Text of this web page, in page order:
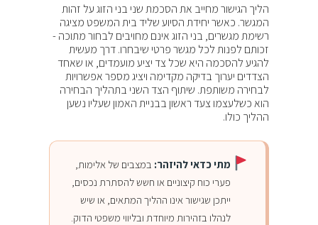
הליך הגישור מחייב את הסכמת שני בני הזוג על זהות
המגשר. כאשר יחידת הסיוע שליד בית המשפט מציגה
רשימת מגשרים, בני הזוג אינם מחויבים לבחור מתוכה -
זכותם לפנות לכל מגשר פרטי שיבחרו. דרך מעשית
להגיע להסכמה היא שכל צד יציע מועמדים, או שאחד
הצדדים יערוך בדיקה מקדימה ויציג מספר אפשרויות
לבחירה משותפת. שיתוף הצד השני בתהליך הבחירה
הוא כשלעצמו צעד ראשון בבניית האמון שעליו נשען
ההליך כולו.
מתי כדאי להיזהר: במצבים של אלימות,
פערי כוח קיצוניים או חשש להסתרת נכסים,
ייתכן שגישור אינו ההליך המתאים, או שיש
לנהלו בזהירות מיוחדת ובליווי משפטי הדוק.